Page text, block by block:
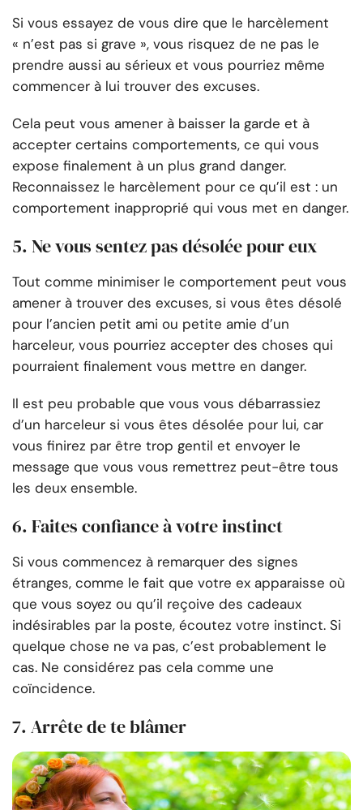
Si vous essayez de vous dire que le harcèlement
« n’est pas si grave », vous risquez de ne pas le
prendre aussi au sérieux et vous pourriez même
commencer à lui trouver des excuses.
Cela peut vous amener à baisser la garde et à
accepter certains comportements, ce qui vous
expose finalement à un plus grand danger.
Reconnaissez le harcèlement pour ce qu’il est : un
comportement inapproprié qui vous met en danger.
5. Ne vous sentez pas désolée pour eux
Tout comme minimiser le comportement peut vous
amener à trouver des excuses, si vous êtes désolé
pour l’ancien petit ami ou petite amie d’un
harceleur, vous pourriez accepter des choses qui
pourraient finalement vous mettre en danger.
Il est peu probable que vous vous débarrassiez
d’un harceleur si vous êtes désolée pour lui, car
vous finirez par être trop gentil et envoyer le
message que vous vous remettrez peut-être tous
les deux ensemble.
6. Faites confiance à votre instinct
Si vous commencez à remarquer des signes
étranges, comme le fait que votre ex apparaisse où
que vous soyez ou qu’il reçoive des cadeaux
indésirables par la poste, écoutez votre instinct. Si
quelque chose ne va pas, c’est probablement le
cas. Ne considérez pas cela comme une
coïncidence.
7. Arrête de te blâmer